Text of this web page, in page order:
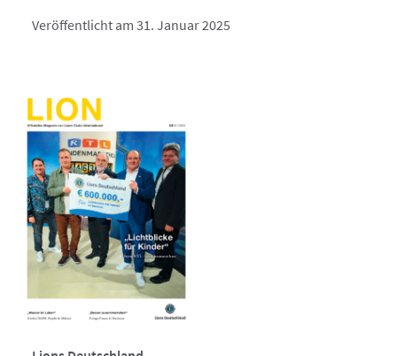
Veröffentlicht am 31. Januar 2025